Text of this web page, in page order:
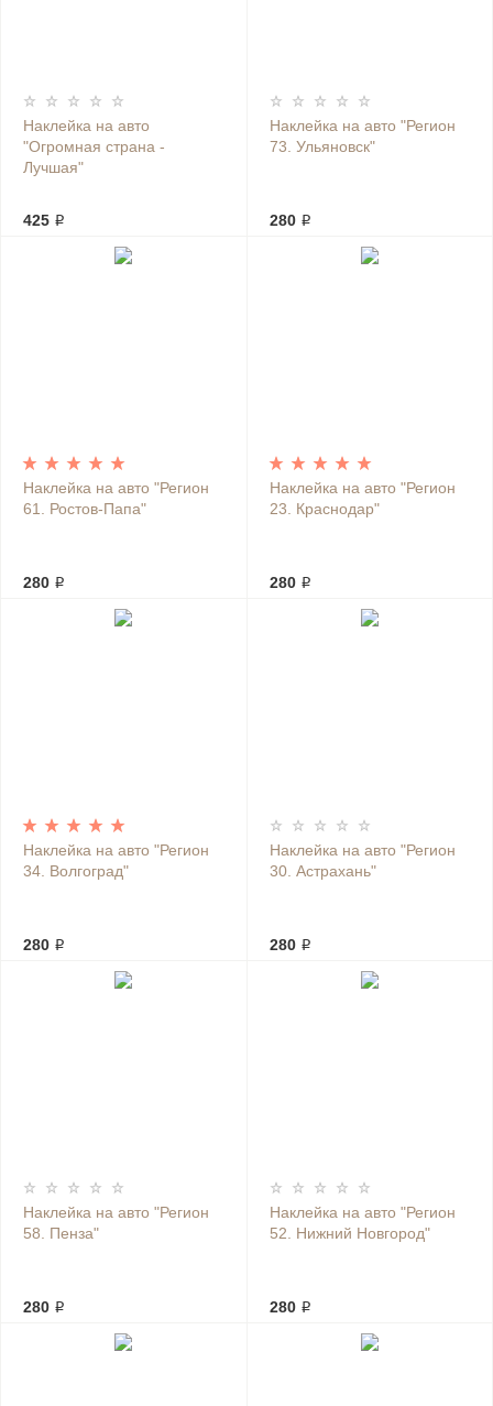
Наклейка на авто
"Огромная страна -
Лучшая"
425 ₽
Наклейка на авто "Регион
73. Ульяновск"
280 ₽
Наклейка на авто "Регион
61. Ростов-Папа"
280 ₽
Наклейка на авто "Регион
23. Краснодар"
280 ₽
Наклейка на авто "Регион
34. Волгоград"
280 ₽
Наклейка на авто "Регион
30. Астрахань"
280 ₽
Наклейка на авто "Регион
58. Пенза"
280 ₽
Наклейка на авто "Регион
52. Нижний Новгород"
280 ₽